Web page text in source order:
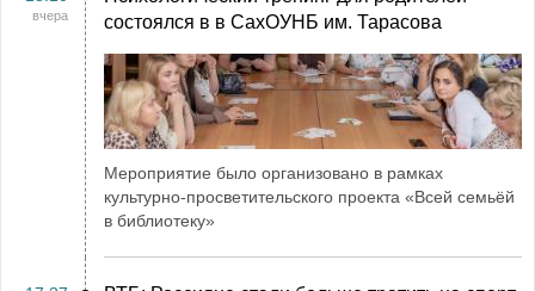
вчера
состоялся в в СахОУНБ им. Тарасова
Мероприятие было организовано в рамках
культурно-просветительского проекта «Всей семьёй
в библиотеку»